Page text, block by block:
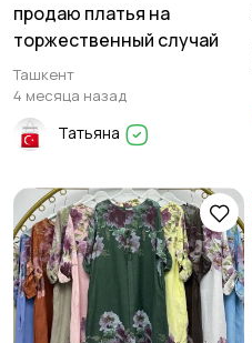
продаю платья на
торжественный случай
Ташкент
4 месяца назад
Татьяна